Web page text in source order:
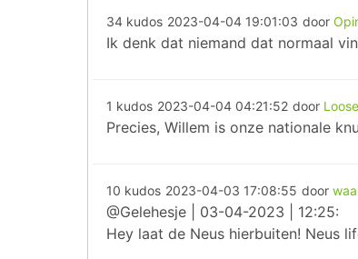
34 kudos 2023-04-04 19:01:03 door
Ik denk dat niemand dat normaal
1 kudos 2023-04-04 04:21:52 door
Precies, Willem is onze nationale
10 kudos 2023-04-03 17:08:55 door
@Gelehesje | 03-04-2023 | 12:25:
Hey laat de Neus hierbuiten! Neus